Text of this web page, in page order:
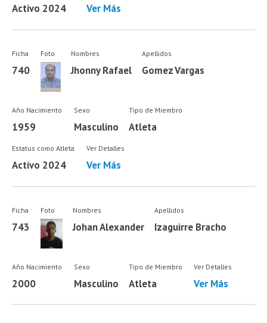
Activo 2024 Ver Más
Ficha
740
Foto Nombres
Jhonny Rafael
Apellidos
Gomez Vargas
Año Nacimiento
1959
Sexo
Masculino
Tipo de Miembro
Atleta
Estatus como Atleta
Activo 2024
Ver Detalles
Ver Más
Ficha
743
Foto Nombres
Johan Alexander
Apellidos
Izaguirre Bracho
Año Nacimiento
2000
Sexo
Masculino
Tipo de Miembro
Atleta
Ver Detalles
Ver Más